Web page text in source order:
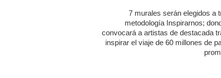
7 murales serán elegidos a
metodología Inspirarnos;
convocará a artistas de destacada
inspirar el viaje de 60 millones de